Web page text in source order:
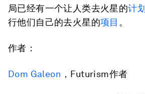
局已经有一个让人类去火星的计划
行他们自己的去火星的项目 。
作者：
Dom Galeon ，Futurism作者